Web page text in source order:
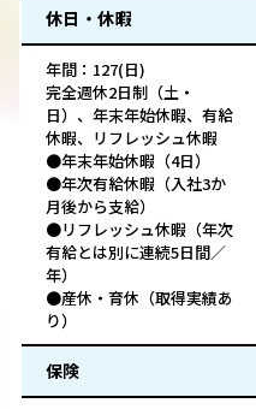
休日・休暇
年間：127(日)
完全週休2日制（土・
日）、年末年始休暇、有給
休暇、リフレッシュ休暇
●年末年始休暇（4日）
●年次有給休暇（入社3か
月後から支給）
●リフレッシュ休暇（年次
有給とは別に連続5日間／
年）
●産休・育休（取得実績あ
り）
保険